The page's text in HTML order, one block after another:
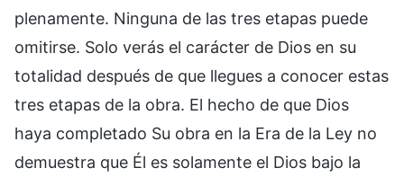
plenamente. Ninguna de las tres etapas puede
omitirse. Solo verás el carácter de Dios en su
totalidad después de que llegues a conocer estas
tres etapas de la obra. El hecho de que Dios
haya completado Su obra en la Era de la Ley no
demuestra que Él es solamente el Dios bajo la